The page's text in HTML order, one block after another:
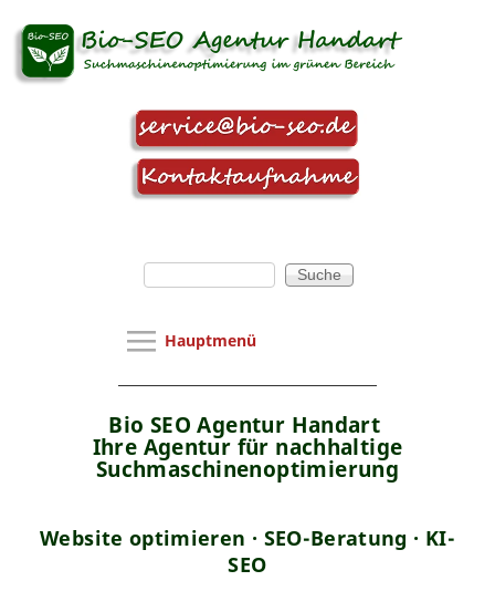
Direkt zum Inhalt
Suchformular
Hauptmenü
Hauptmenü
Webseitenoptimierung
SEO-Beratung
SEO-Tipps
Bio SEO Agentur Handart
Ihre Agentur für nachhaltige
Suchmaschinenoptimierung
Website optimieren · SEO-Beratung · KI-
SEO